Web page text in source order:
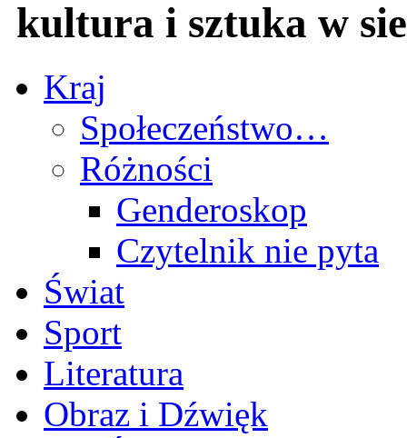
kultura i sztuka w
Kraj
Społeczeństwo…
Różności
Genderoskop
Czytelnik nie pyta
Świat
Sport
Literatura
Obraz i Dźwięk